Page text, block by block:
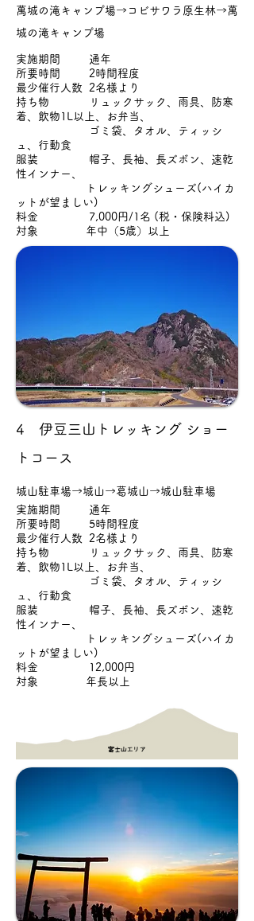
萬城の滝キャンプ場→コビサワラ原生林→萬
城の滝キャンプ場
実施期間 通年
所要時間 2時間程度
最少催行人数 2名様より
持ち物 リュックサック、雨具、防寒
着、飲物1L以上、お弁当、
ゴミ袋、タオル、ティッシ
ュ、行動食
服装 帽子、長袖、長ズボン、速乾
性インナー、
トレッキングシューズ(ハイカ
ットが望ましい)
料金 7,000円/1名 (税・保険料込)
対象 年中（5歳）以上
4 伊豆三山トレッキング ショー
トコース
城山駐車場→城山→葛城山→城山駐車場
実施期間 通年
所要時間 5時間程度
最少催行人数 2名様より
持ち物 リュックサック、雨具、防寒
着、飲物1L以上、お弁当、
ゴミ袋、タオル、ティッシ
ュ、行動食
服装 帽子、長袖、長ズボン、速乾
性インナー、
トレッキングシューズ(ハイカ
ットが望ましい)
料金 12,000円
対象 年長以上
富士山エリア